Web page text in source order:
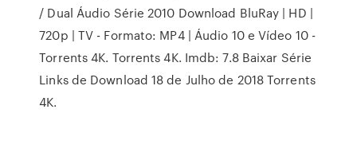
/ Dual Áudio Série 2010 Download BluRay | HD |
720p | TV - Formato: MP4 | Áudio 10 e Vídeo 10 -
Torrents 4K. Torrents 4K. Imdb: 7.8 Baixar Série
Links de Download 18 de Julho de 2018 Torrents
4K.